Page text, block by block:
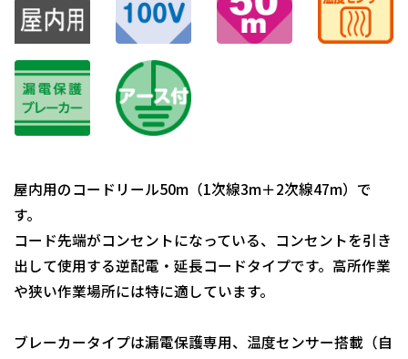
屋内用のコードリール50m（1次線3m＋2次線47m）で
す。
コード先端がコンセントになっている、コンセントを引き
出して使用する逆配電・延長コードタイプです。高所作業
や狭い作業場所には特に適しています。
ブレーカータイプは漏電保護専用、温度センサー搭載（自